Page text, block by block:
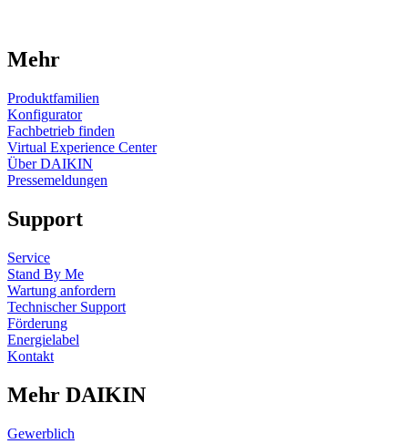
Mehr
Produktfamilien
Konfigurator
Fachbetrieb finden
Virtual Experience Center
Über DAIKIN
Pressemeldungen
Support
Service
Stand By Me
Wartung anfordern
Technischer Support
Förderung
Energielabel
Kontakt
Mehr DAIKIN
Gewerblich